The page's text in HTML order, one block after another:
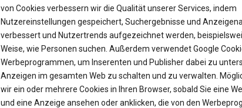
von Cookies verbessern wir die Qualität unserer Services, indem
Nutzereinstellungen gespeichert, Suchergebnisse und
verbessert und Nutzertrends aufgezeichnet werden,
Weise, wie Personen suchen. Außerdem verwendet Google
Werbeprogrammen, um Inserenten und Publisher dabei zu
Anzeigen im gesamten Web zu schalten und zu verwalten.
wir ein oder mehrere Cookies in Ihren Browser, sobald Sie eine
und eine Anzeige ansehen oder anklicken, die von den